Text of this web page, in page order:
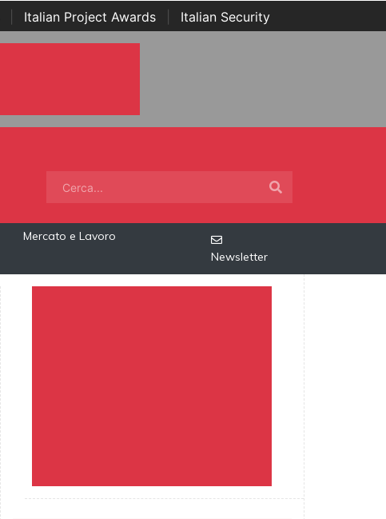
Italian Project Awards
Italian Security
Mercato e Lavoro
Newsletter